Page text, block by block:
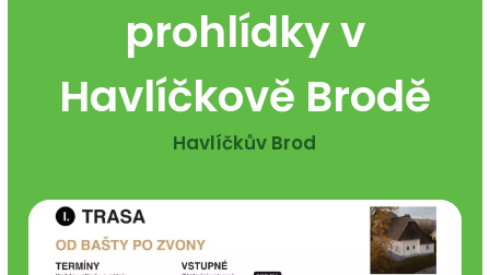
prohlídky v
Havlíčkově Brodě
Havlíčkův Brod